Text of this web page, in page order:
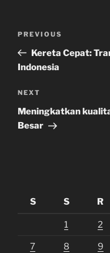
Previous
Post
PREVIOUS
Kereta Cepat:
Indonesia
Next
Post
NEXT
Meningkatkan
Besar
S
S R
1 2
7 8 9